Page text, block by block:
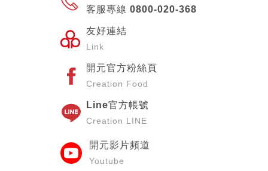
客服專線 0800-020-368
友好連結
Link
開元官方粉絲頁
Creation Food
Line官方帳號
Creation LINE
開元影片頻道
Youtube